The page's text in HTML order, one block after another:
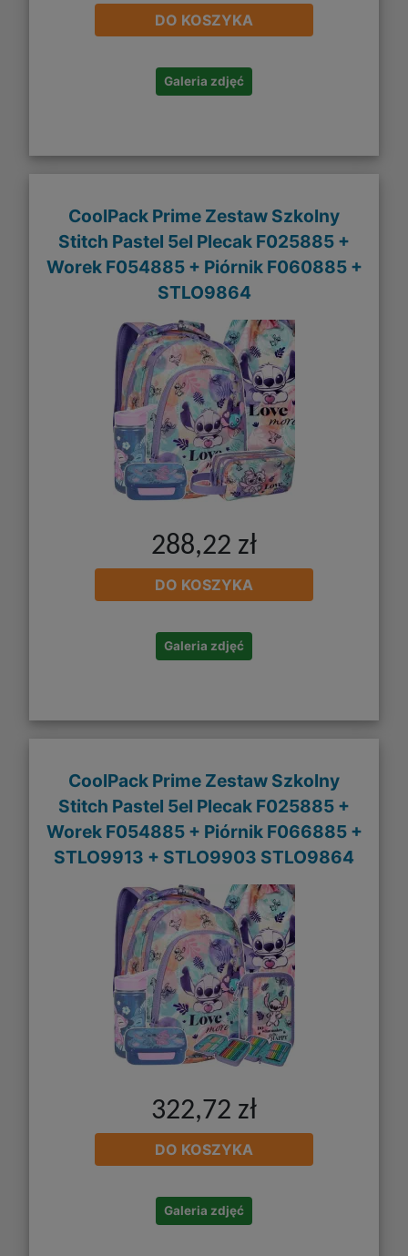
DO KOSZYKA
Galeria zdjęć
CoolPack Prime Zestaw Szkolny
Stitch Pastel 5el Plecak F025885 +
Worek F054885 + Piórnik F060885 +
STLO9864
288,22 zł
DO KOSZYKA
Galeria zdjęć
CoolPack Prime Zestaw Szkolny
Stitch Pastel 5el Plecak F025885 +
Worek F054885 + Piórnik F066885 +
STLO9913 + STLO9903 STLO9864
322,72 zł
DO KOSZYKA
Galeria zdjęć